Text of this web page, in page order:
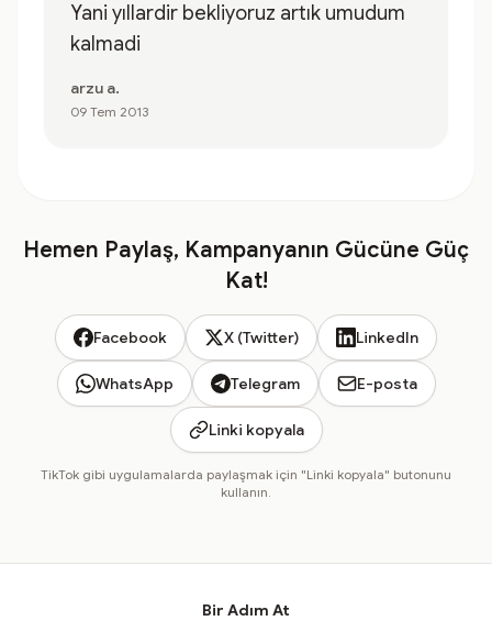
Yani yıllardir bekliyoruz artık umudum
kalmadi
arzu a.
09 Tem 2013
Hemen Paylaş, Kampanyanın Gücüne Güç
Kat!
Facebook X (Twitter) LinkedIn
WhatsApp Telegram E-posta
Linki kopyala
TikTok gibi uygulamalarda paylaşmak için "Linki kopyala" butonunu
kullanın.
Bir Adım At